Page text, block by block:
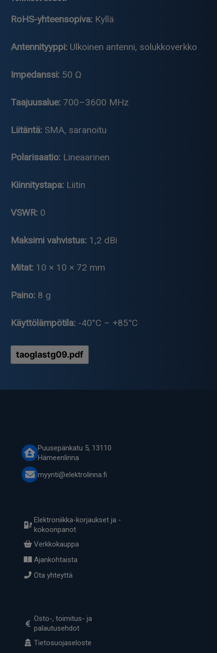
RoHS-yhteensopiva: Kyllä
Antennityyppi: Ulkoinen antenni, solukkoverkko
Impedanssi: 50 Ω
Taajuusalue: 700–3600 MHz
Liitäntä: SMA, saranoitu
Polarisaatio: Lineaarinen
Kiinnitystapa: Liitin
VSWR: 0
Maksimi vahvistus: 1,2 dBi
Mitat: 10 × 10 × 72 mm
Paino: 8 g
Käyttölämpötila: -40°C – +85°C
taoglastg09.pdf
Puusepänkatu 5, 13110
Hämeenlinna
myynti@elektrolinna.fi
Elektroniikka-korjaukset ja -
kokoonpanot
Verkkokauppa
Ajankohtaista
Ota yhteyttä
Osto-, toimitus- ja
palautusehdot
Tietosuojaseloste